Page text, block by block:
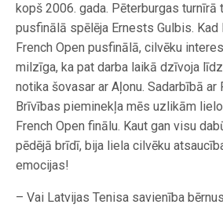
kopš 2006. gada. Pēterburgas turnīrā
pusfinālā spēlēja Ernests Gulbis.
French Open pusfinālā, cilvēku
milzīga, ka pat darba laikā dzīvoja
notika šovasar ar Aļonu. Sadarbībā ar
Brīvības pieminekļa mēs uzlikām
French Open finālu. Kaut gan visu
pēdējā brīdī, bija liela cilvēku
emocijas!
– Vai Latvijas Tenisa savienība